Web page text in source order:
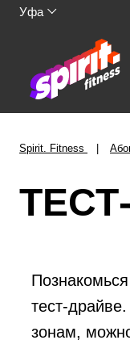
Уфа
Spirit. Fitness
тест-
зонам,